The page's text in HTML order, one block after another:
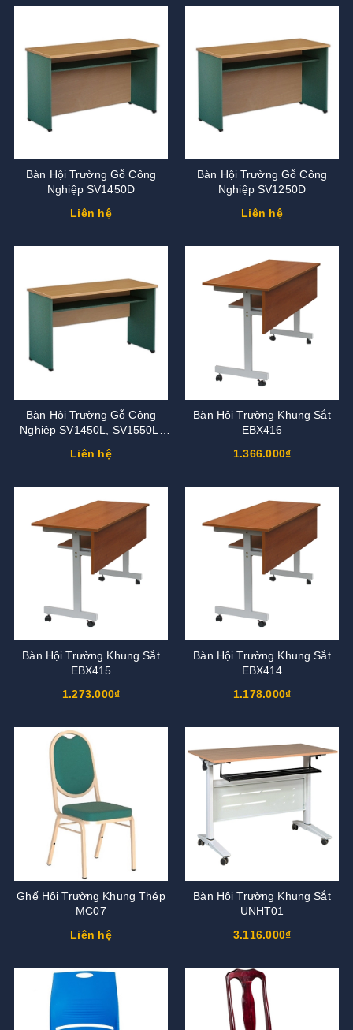
Bàn Hội Trường Gỗ Công
Nghiệp SV1450D
Liên hệ
Bàn Hội Trường Gỗ Công
Nghiệp SV1250D
Liên hệ
Bàn Hội Trường Gỗ Công
Nghiệp SV1450L, SV1550L,
Liên hệ
Bàn Hội Trường Khung Sắt
EBX416
1.366.000₫
Bàn Hội Trường Khung Sắt
EBX415
1.273.000₫
Bàn Hội Trường Khung Sắt
EBX414
1.178.000₫
Ghế Hội Trường Khung Thép
MC07
Liên hệ
Bàn Hội Trường Khung Sắt
UNHT01
3.116.000₫